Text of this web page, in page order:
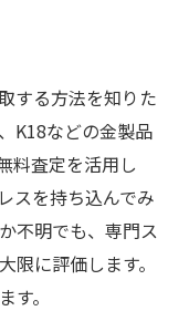
する方法を知りた
K18などの金製品
料査定を活用し
スを持ち込んでみ
不明でも、専門ス
限に評価します。
。